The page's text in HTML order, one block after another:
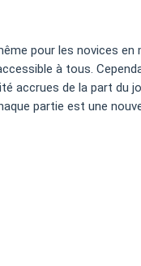
pour les novices en
à tous.
accrues de la part du
partie est une